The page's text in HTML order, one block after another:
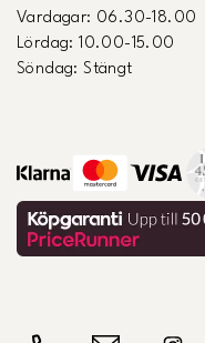
Vardagar: 06.30-18.00
Lördag: 10.00-15.00
Söndag: Stängt